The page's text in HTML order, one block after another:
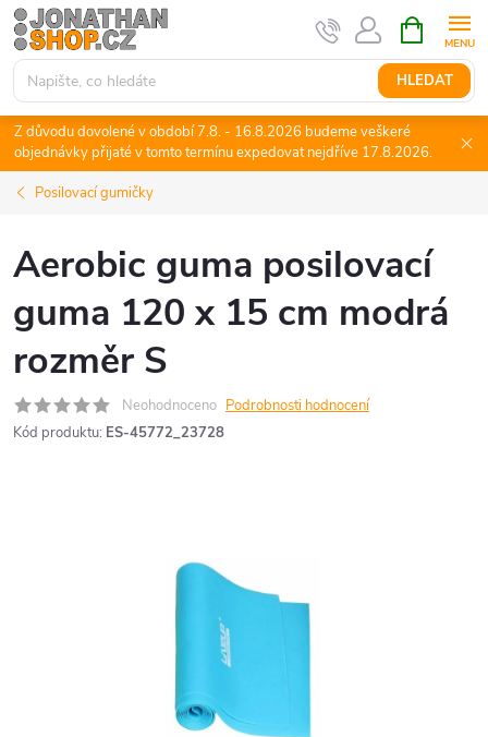
Přejít
na
obsah
HLEDAT
NÁKUPNÍ
KOŠÍK
Z důvodu dovolené v období 7.8. - 16.8.2026 budeme veškeré
objednávky přijaté v tomto termínu expedovat nejdříve 17.8.2026.
Posilovací gumičky
Aerobic guma posilovací
guma 120 x 15 cm modrá
rozměr S
Neohodnoceno Podrobnosti hodnocení
Kód produktu: ES-45772_23728